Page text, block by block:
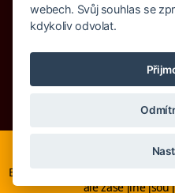
Bankruptcy
neřešíte na poslední chvíli.
Evropě neruší. Mnohé hotely v
ale zase jiné jsou
webech. Svůj souhlas se
kdykoliv odvolat.